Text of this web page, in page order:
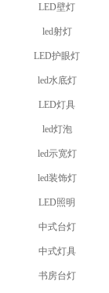
LED壁灯
led射灯
LED护眼灯
led水底灯
LED灯具
led灯泡
led示宽灯
led装饰灯
LED照明
中式台灯
中式灯具
书房台灯